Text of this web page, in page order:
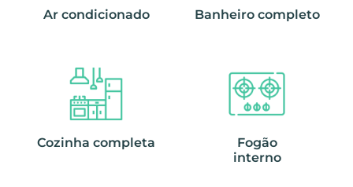
Ar condicionado Banheiro completo
Cozinha completa
Fogão
interno